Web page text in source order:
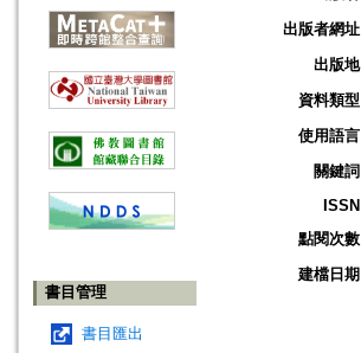
書目管理
書目匯出
出版者網址
出版地
資料類型
使用語言
關鍵詞
ISSN
點閱次數
建檔日期